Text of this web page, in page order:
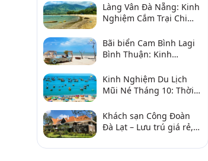
Làng Vân Đà Nẵng: Kinh
Nghiệm Cắm Trại Chi
Bãi biển Cam Bình Lagi
Bình Thuận: Kinh
sản, điểm gần
Kinh Nghiệm Du Lịch
Mũi Né Tháng 10: Thời
Khách sạn Công Đoàn
Đà Lạt – Lưu trú giá rẻ,
Hương